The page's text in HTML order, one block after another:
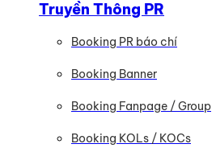
Truyền Thông PR
Booking PR báo chí
Booking Banner
Booking Fanpage / Group
Booking KOLs / KOCs